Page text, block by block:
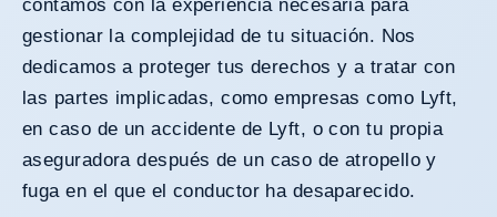
contamos con la experiencia necesaria para
gestionar la complejidad de tu situación. Nos
dedicamos a proteger tus derechos y a tratar con
las partes implicadas, como empresas como Lyft,
en caso de unaccidente de Lyft, o con tu propia
aseguradora después de un caso de atropello y
fuga en el que el conductor ha desaparecido.